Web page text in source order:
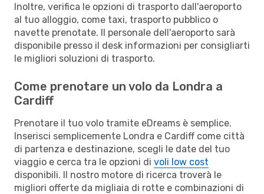
Inoltre, verifica le opzioni di trasporto dall'aeroporto
al tuo alloggio, come taxi, trasporto pubblico o
navette prenotate. Il personale dell'aeroporto sarà
disponibile presso il desk informazioni per consigliarti
le migliori soluzioni di trasporto.
Come prenotare un volo da Londra a
Cardiff
Prenotare il tuo volo tramite eDreams è semplice.
Inserisci semplicemente Londra e Cardiff come città
di partenza e destinazione, scegli le date del tuo
viaggio e cerca tra le opzioni di voli low cost
disponibili. Il nostro motore di ricerca troverà le
migliori offerte da migliaia di rotte e combinazioni di